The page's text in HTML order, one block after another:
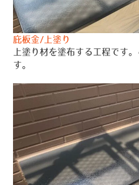
庇板金/上塗り
上塗り材を塗布する工程です
す。